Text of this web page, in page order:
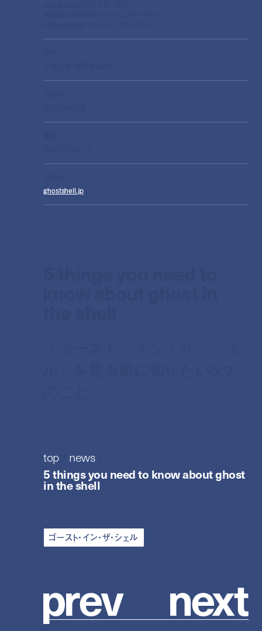
ghostshell.jp
top/ news
5 things you need to know about ghost
in the shell
ゴースト・イン・ザ・シェル
prev next